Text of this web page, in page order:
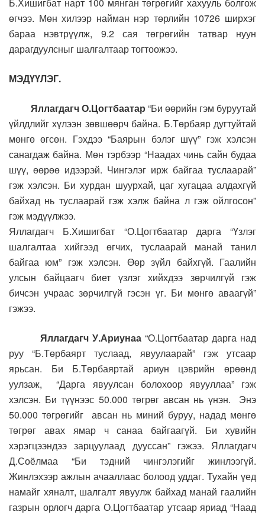
Б.Хишигбат нарт 100 мянган төгрөгийг хахууль болгож
өгчээ. Мөн хилээр найман нэр төрлийн 10726 ширхэг
бараа нэвтрүүлж, 9.2 сая төгрөгийн татвар нуун
дарагдуулсныг шалгалтаар тогтоожээ.
МЭДҮҮЛЭГ.
Яллагдагч О.Цогтбаатар “Би өөрийн гэм буруутай
үйлдлийг хүлээн зөвшөөрч байна. Б.Төрбаяр дугтуйтай
мөнгө өгсөн. Гэхдээ “Баярын бэлэг шүү” гэж хэлсэн
санагдаж байна. Мөн тэрбээр “Наадах чинь сайн будаа
шүү, өөрөө идээрэй. Чингэлэг ирж байгаа туслаарай”
гэж хэлсэн. Би хурдан шуурхай, цаг хугацаа алдахгүй
байхад нь туслаарай гэж хэлж байна л гэж ойлгосон”
гэж мэдүүлжээ.
Яллагдагч Б.Хишигбат “О.Цогтбаатар дарга “Үзлэг
шалгалтаа хийгээд өгчих, туслаарай манай танил
байгаа юм” гэж хэлсэн. Өөр зүйл байхгүй. Гаалийн
улсын байцаагч биет үзлэг хийхдээ зөрчилгүй гэж
бичсэн учраас зөрчилгүй гэсэн үг. Би мөнгө аваагүй”
гэжээ.
Яллагдагч У.Ариунаа“О.Цогтбаатар дарга над
руу “Б.Төрбаярт туслаад, явуулаарай” гэж утсаар
ярьсан. Би Б.Төрбаяртай ариун цэврийн өрөөнд
уулзаж, “Дарга явуулсан болохоор явууллаа” гэж
хэлсэн. Би түүнээс 50.000 төгрөг авсан нь үнэн. Энэ
50.000 төгрөгийг авсан нь миний буруу, надад мөнгө
төгрөг авах ямар ч санаа байгаагүй. Би хувийн
хэрэгцээндээ зарцуулаад дууссан” гэжээ. Яллагдагч
Д.Соёлмаа “Би тэдний чингэлэгийг жинлээгүй.
Жинлэхээр ажлын ачааллаас болоод уддаг. Тухайн үед
намайг хяналт, шалгалт явуулж байхад манай гаалийн
газрын орлогч дарга О.Цогтбаатар утсаар яриад “Наад